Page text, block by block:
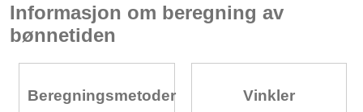
Informasjon om beregning av
bønnetiden
Beregningsmetoder Vinkler